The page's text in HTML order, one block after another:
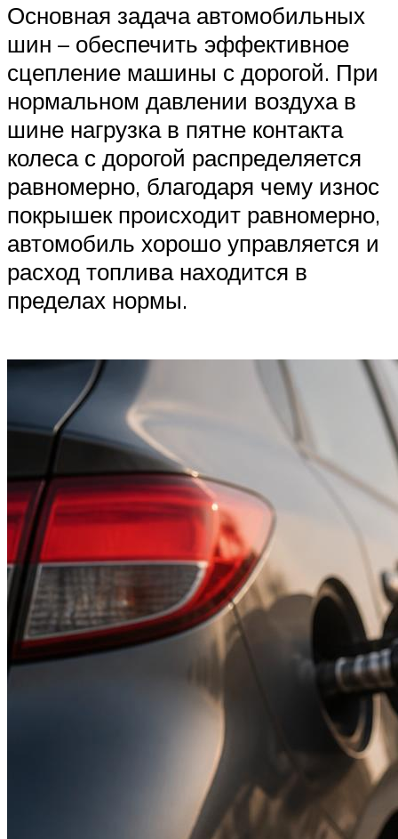
Основная задача автомобильных
шин – обеспечить эффективное
сцепление машины с дорогой. При
нормальном давлении воздуха в
шине нагрузка в пятне контакта
колеса с дорогой распределяется
равномерно, благодаря чему износ
покрышек происходит равномерно,
автомобиль хорошо управляется и
расход топлива находится в
пределах нормы.